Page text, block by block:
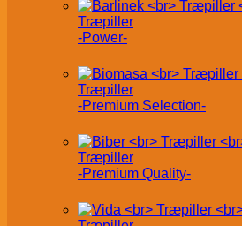
Træpiller
-Power-
Træpiller
-Premium Selection-
Træpiller
-Premium Quality-